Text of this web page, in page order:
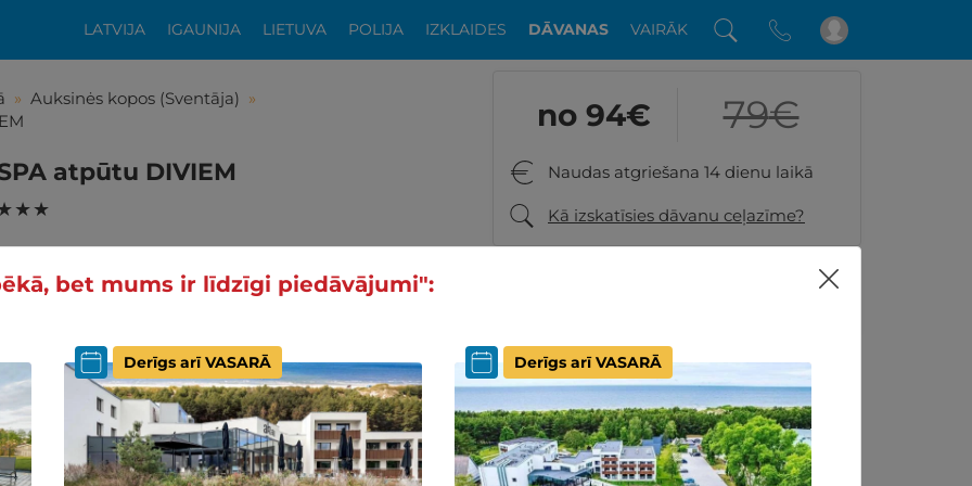
LATVIJA IGAUNIJA LIETUVA POLIJA IZKLAIDES DĀVANAS VAIRĀK
bet mums ir līdzīgi piedāvājumi":
Derīgs arī VASARĀ Derīgs arī VASARĀ
» Auksinės kopos (Sventāja) »
atpūtu DIVIEM
★ ★
no 94€ 79€
Naudas atgriešana 14 dienu laikā
Kā izskatīsies dāvanu ceļazīme?
Vai ir kādi jautājumi? Piezvaniet:
+371 26001060